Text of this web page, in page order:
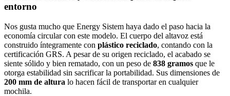
entorno
Nos gusta mucho que Energy Sistem haya dado el paso hacia la
economía circular con este modelo. El cuerpo del altavoz está
construido íntegramente con plástico reciclado, contando con la
certificación GRS. A pesar de su origen reciclado, el acabado se
siente sólido y bien rematado, con un peso de 838 gramos que le
otorga estabilidad sin sacrificar la portabilidad. Sus dimensiones de
200 mm de altura lo hacen fácil de transportar en cualquier
mochila.